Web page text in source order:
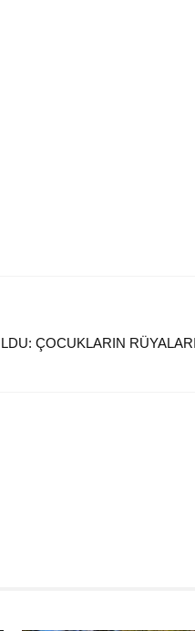
ÇOCUKLARIN